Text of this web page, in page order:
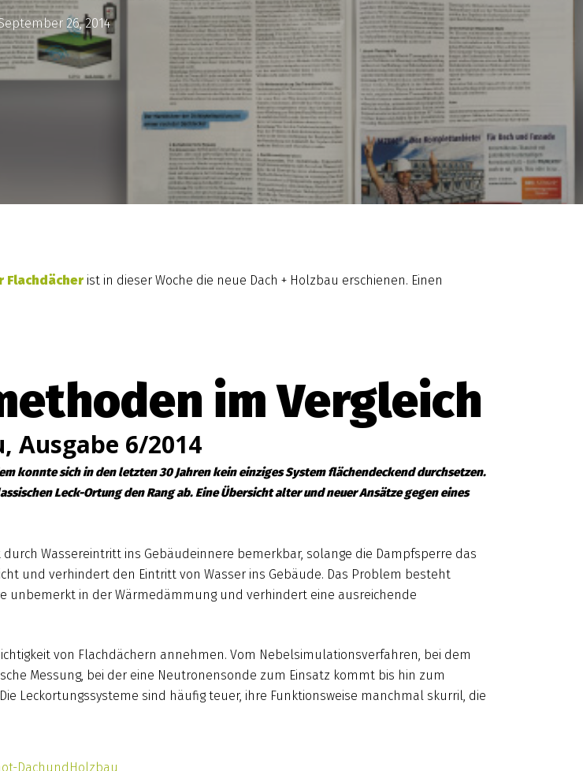
26, 2014
Flachdächer ist in dieser Woche die neue Dach + Holzbau erschienen. Einen
im Vergleich
Ausgabe 6/2014
konnte sich in den letzten 30 Jahren kein einziges System flächendeckend durchsetzen.
Leck-Ortung den Rang ab. Eine Übersicht alter und neuer Ansätze gegen eines
Wassereintritt ins Gebäudeinnere bemerkbar, solange die Dampfsperre das
und verhindert den Eintritt von Wasser ins Gebäude. Das Problem besteht
in der Wärmedämmung und verhindert eine ausreichende
von Flachdächern annehmen. Vom Nebelsimulationsverfahren, bei dem
Messung, bei der eine Neutronensonde zum Einsatz kommt bis hin zum
Leckortungssysteme sind häufig teuer, ihre Funktionsweise manchmal skurril, die